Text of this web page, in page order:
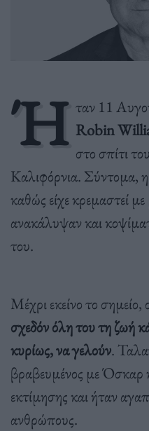
Ή ταν 11
Robin
στο σπίτι
Καλιφόρνια. Σύντομα, η
καθώς είχε κρεμαστεί
ανακάλυψαν και
του.
Μέχρι εκείνο το
σχεδόν όλη του τη ζωή
κυρίως, να γελούν.
βραβευμένος με Όσκαρ
εκτίμησης και ήταν
ανθρώπους.